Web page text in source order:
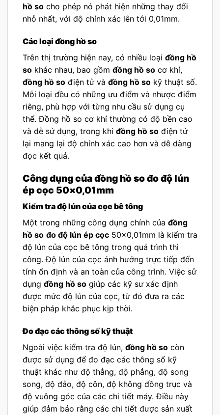
hồ so cho phép nó phát hiện những thay đổi
nhỏ nhất, với độ chính xác lên tới 0,01mm.
Các loại đồng hồ so
Trên thị trường hiện nay, có nhiều loại đồng hồ
so khác nhau, bao gồm đồng hồ so cơ khí,
đồng hồ so điện tử và đồng hồ so kỹ thuật số.
Mỗi loại đều có những ưu điểm và nhược điểm
riêng, phù hợp với từng nhu cầu sử dụng cụ
thể. Đồng hồ so cơ khí thường có độ bền cao
và dễ sử dụng, trong khi đồng hồ so điện tử
lại mang lại độ chính xác cao hơn và dễ dàng
đọc kết quả.
Công dụng của đồng hồ so đo độ lún
ép cọc 50×0,01mm
Kiểm tra độ lún của cọc bê tông
Một trong những công dụng chính của đồng
hồ so đo độ lún ép cọc 50×0,01mm là kiểm tra
độ lún của cọc bê tông trong quá trình thi
công. Độ lún của cọc ảnh hưởng trực tiếp đến
tính ổn định và an toàn của công trình. Việc sử
dụng đồng hồ so giúp các kỹ sư xác định
được mức độ lún của cọc, từ đó đưa ra các
biện pháp khắc phục kịp thời.
Đo đạc các thông số kỹ thuật
Ngoài việc kiểm tra độ lún, đồng hồ so còn
được sử dụng để đo đạc các thông số kỹ
thuật khác như độ thẳng, độ phẳng, độ song
song, độ đảo, độ côn, độ không đồng trục và
độ vuông góc của các chi tiết máy. Điều này
giúp đảm bảo rằng các chi tiết được sản xuất